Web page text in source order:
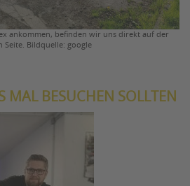
ankommen, befinden wir uns direkt auf der
Seite. Bildquelle: google
MAL BESUCHEN SOLLTEN